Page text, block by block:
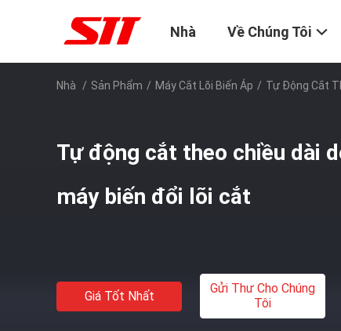
Nhà Về Chúng Tôi
Nhà / Sản Phẩm / Máy Cắt Lõi Biến Áp / Tự Động Cắt
Tự động cắt theo chiều dài
máy biến đổi lõi cắt
Giá Tốt Nhất
Gửi Thư Cho Chúng
Tôi